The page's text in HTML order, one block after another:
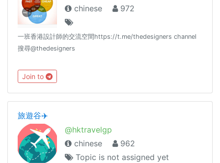
chinese
972
一班香港設計師的交流空間https://t.me/thedesigners channel
搜尋@thedesigners
Join to
旅遊谷✈️
@hktravelgp
chinese
962
Topic is not assigned yet